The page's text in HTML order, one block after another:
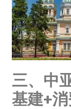
三、中
基建+消